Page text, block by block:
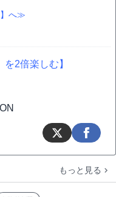
】へ≫
2倍楽しむ】
もっと見る